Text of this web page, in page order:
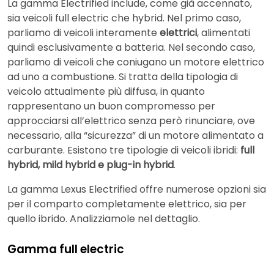
La gamma Electrified include, come già accennato,
sia veicoli full electric che hybrid. Nel primo caso,
parliamo di veicoli interamente elettrici, alimentati
quindi esclusivamente a batteria. Nel secondo caso,
parliamo di veicoli che coniugano un motore elettrico
ad uno a combustione. Si tratta della tipologia di
veicolo attualmente più diffusa, in quanto
rappresentano un buon compromesso per
approcciarsi all’elettrico senza però rinunciare, ove
necessario, alla “sicurezza” di un motore alimentato a
carburante. Esistono tre tipologie di veicoli ibridi: full
hybrid, mild hybrid e plug-in hybrid.
La gamma Lexus Electrified offre numerose opzioni sia
per il comparto completamente elettrico, sia per
quello ibrido. Analizziamole nel dettaglio.
Gamma full electric